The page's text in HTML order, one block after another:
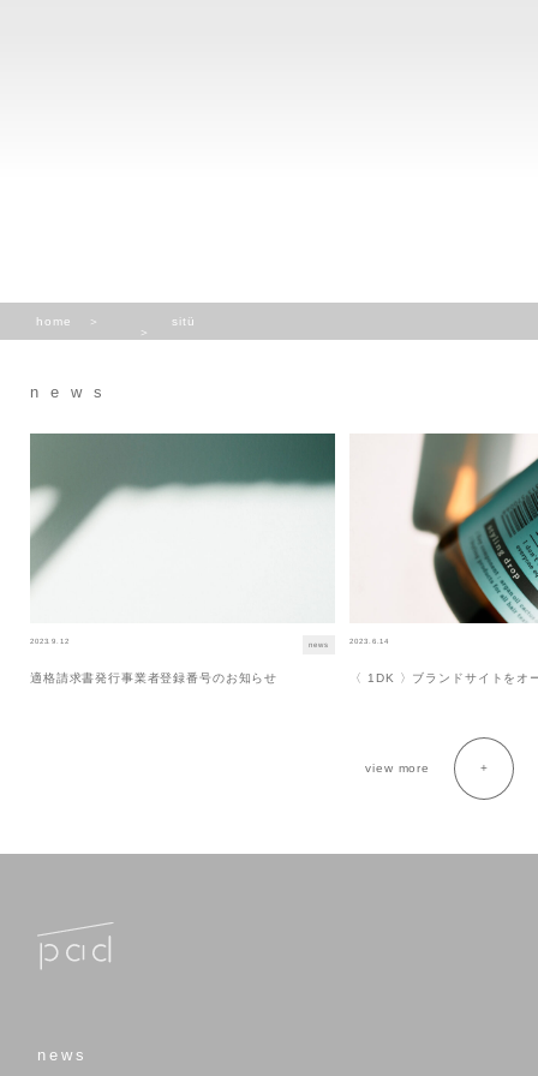
home sitü
news
2023.9.12 news
適格請求書発行事業者登録番号のお知らせ
2023.6.14
〈 1DK 〉ブランドサイトをオ
view more
news